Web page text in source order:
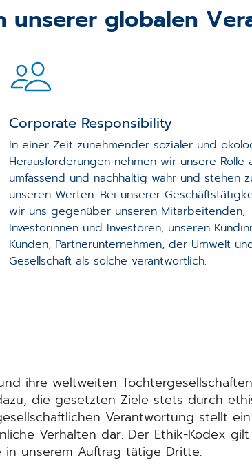
unserer globalen
Corporate Responsibility
In einer Zeit zunehmender sozialer und
Herausforderungen nehmen wir unsere Rolle
umfassend und nachhaltig wahr und stehen
unseren Werten. Bei unserer
wir uns gegenüber unseren Mitarbeitenden,
Investorinnen und Investoren, unseren
Kunden, Partnerunternehmen, der Umwelt
Gesellschaft als solche verantwortlich.
ihre weltweiten
die gesetzten Ziele stets durch
Verantwortung stellt
Verhalten dar. Der Ethik-Kodex
unserem Auftrag tätige Dritte.